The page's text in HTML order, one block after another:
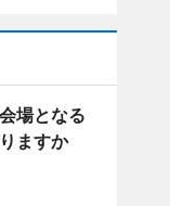
場となる
ますか